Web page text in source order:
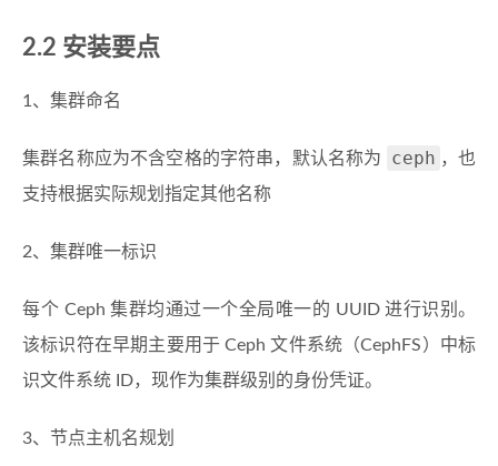
2.2 安装要点
1、集群命名
集群名称应为不含空格的字符串，默认名称为 ceph ，也
支持根据实际规划指定其他名称
2、集群唯一标识
每个 Ceph 集群均通过一个全局唯一的 UUID 进行识别。
该标识符在早期主要用于 Ceph 文件系统（CephFS）中标
识文件系统 ID，现作为集群级别的身份凭证。
3、节点主机名规划